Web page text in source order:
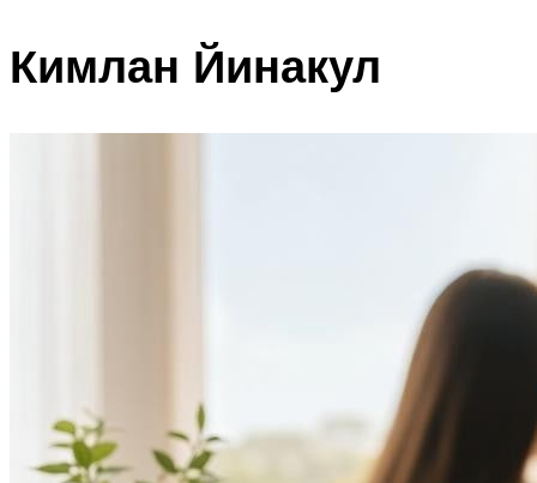
Кимлан Йинакул